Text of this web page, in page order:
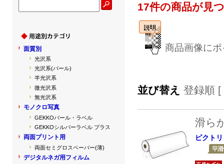
17件の商品が見
商品画像に
並び替え 登録順 [
滑ら
ピクト
面質別
光沢系
光沢系(パール)
半光沢系
微光沢系
無光沢系
モノクロ写真
GEKKOパール・ラベル
GEKKOシルバーラベル プラス
両面プリント用
両面セミグロスペーパー(薄)
デジタルネガ用フィルム